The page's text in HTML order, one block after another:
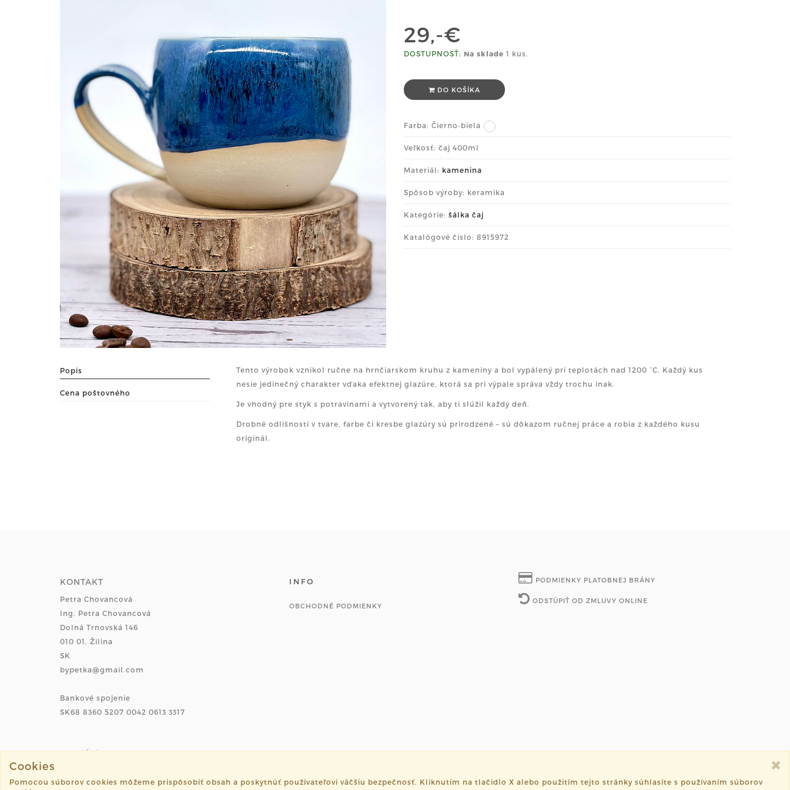
29,-€
DOSTUPNOSŤ: Na sklade 1 kus.
DO KOŠÍKA
Farba: Čierno-biela
Veľkosť: čaj 400ml
Materiál: kamenina
Spôsob výroby: keramika
Kategórie: šálka čaj
Katalógové číslo: 8915972
Popis
Cena poštovného
Tento výrobok vznikol ručne na hrnčiarskom kruhu z kameniny a bol vypálený pri teplotách nad 1200 °C. Každý kus
nesie jedinečný charakter vďaka efektnej glazúre, ktorá sa pri výpale správa vždy trochu inak.
Je vhodný pre styk s potravinami a vytvorený tak, aby ti slúžil každý deň.
Drobné odlišnosti v tvare, farbe či kresbe glazúry sú prirodzené – sú dôkazom ručnej práce a robia z každého kusu
originál.
KONTAKT
Petra Chovancová
Ing. Petra Chovancová
Dolná Trnovská 146
010 01, Žilina
SK
bypetka@gmail.com
Bankové spojenie
SK68 8360 5207 0042 0613 3317
INFO
OBCHODNÉ PODMIENKY
PODMIENKY PLATOBNEJ BRÁNY
ODSTÚPIŤ OD ZMLUVY ONLINE
©2026 petka.sk všetky práva vyhradené.
Cookies
Pomocou súborov cookies môžeme prispôsobiť obsah a poskytnúť používateľovi väčšiu bezpečnosť. Kliknutím na tlačidlo X alebo použitím tejto stránky súhlasíte s používaním súborov